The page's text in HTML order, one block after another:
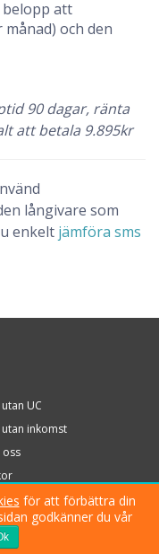
att
och den
90 dagar, ränta
att betala 9.895kr
långivare som
enkelt jämföra sms
UC
utan inkomst
oss
för att förbättra din
godkänner du vår